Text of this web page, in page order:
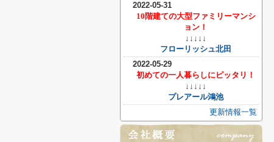
2022-05-31
10階建ての大型ファミリーマンシ
ョン！
↓↓↓↓↓
フローリッシュ北田
2022-05-29
初めての一人暮らしにピッタリ！
↓↓↓↓↓
プレアール鴻池
更新情報一覧